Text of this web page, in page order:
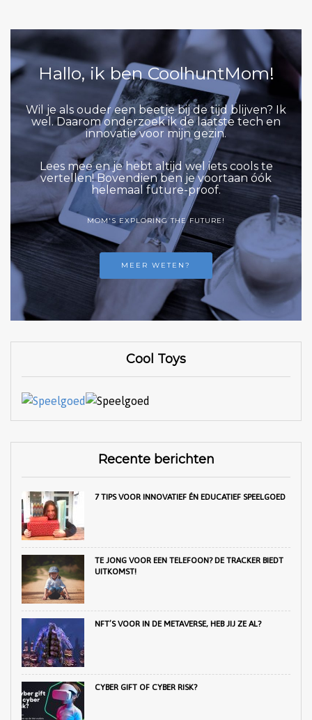
Hallo, ik ben CoolhuntMom!
Wil je als ouder een beetje bij de tijd blijven? Ik
wel. Daarom onderzoek ik de laatste tech en
innovatie voor mijn gezin.
Lees mee en je hebt altijd wel iets cools te
vertellen! Bovendien ben je voortaan óók
helemaal future-proof.
MOM'S EXPLORING THE FUTURE!
MEER WETEN?
Cool Toys
Recente berichten
7 TIPS VOOR INNOVATIEF ÉN EDUCATIEF SPEELGOED
TE JONG VOOR EEN TELEFOON? DE TRACKER BIEDT
UITKOMST!
NFT’S VOOR IN DE METAVERSE, HEB JIJ ZE AL?
CYBER GIFT OF CYBER RISK?